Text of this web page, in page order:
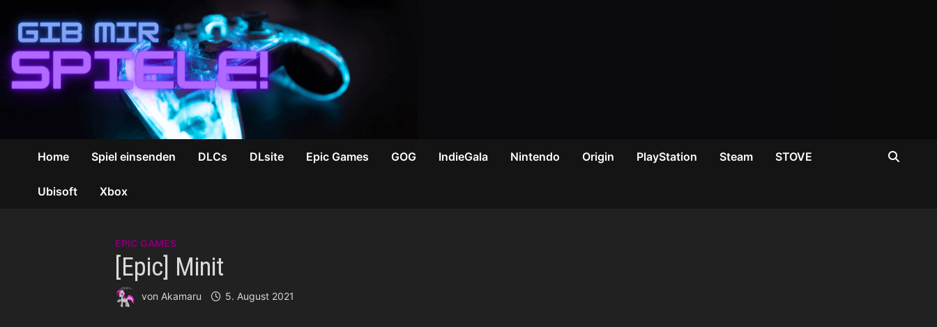
Inhalt
springen
Home Spiel einsenden DLCs DLsite Epic Games GOG IndieGala Nintendo Origin PlayStation Steam STOVE
Ubisoft Xbox
EPIC GAMES
[Epic] Minit
von Akamaru 5. August 2021